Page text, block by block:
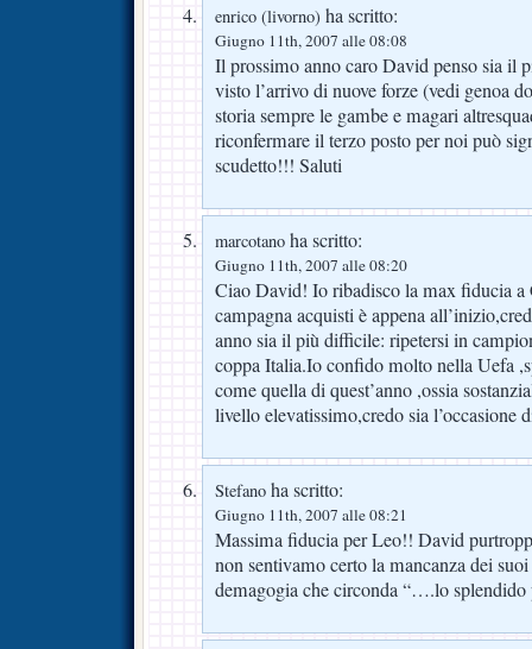
enrico (livorno) ha scritto:
Giugno 11th, 2007 alle 08:08
Il prossimo anno caro David penso sia il
visto l’arrivo di nuove forze (vedi genoa
storia sempre le gambe e magari
riconfermare il terzo posto per noi può
scudetto!!! Saluti
marcotano ha scritto:
Giugno 11th, 2007 alle 08:20
Ciao David! Io ribadisco la max fiducia
campagna acquisti è appena
anno sia il più difficile: ripetersi in
coppa Italia.Io confido molto nella Uefa
come quella di quest’anno ,ossia
livello elevatissimo,credo sia
Stefano ha scritto:
Giugno 11th, 2007 alle 08:21
Massima fiducia per Leo!! David
non sentivamo certo la mancanza dei
demagogia che circonda “….lo splendido